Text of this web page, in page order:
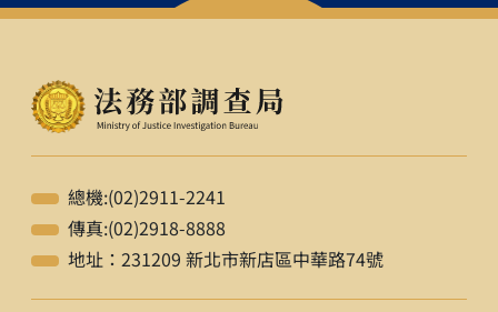
總機:(02)2911-2241
傳真:(02)2918-8888
地址：231209 新北市新店區中華路74號